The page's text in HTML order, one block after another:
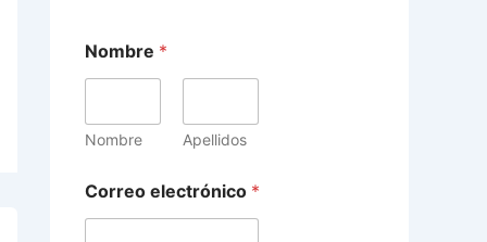
Nombre *
Nombre Apellidos
Correo electrónico *